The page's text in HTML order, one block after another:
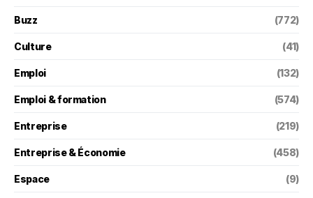
Buzz (772)
Culture (41)
Emploi (132)
Emploi & formation (574)
Entreprise (219)
Entreprise & Économie (458)
Espace (9)